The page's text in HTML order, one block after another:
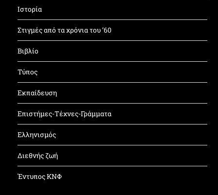
Ιστορία
Στιγμές από τα χρόνια του ’60
Βιβλίο
Τύπος
Εκπαίδευση
Επιστήμες-Τέχνες-Γράμματα
Ελληνισμός
Διεθνής ζωή
Έντυπος ΚΝΦ